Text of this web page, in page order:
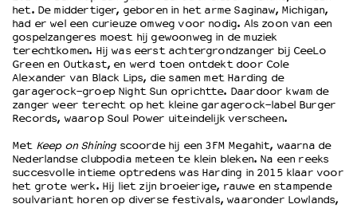
Partners
Huisregels
Privacyverklaring
Integriteits- en gedragscode
Duurzaamheid
Culturele boycot Israël
Ruimte voor artistieke vrijheid – VNPF
het. De middertiger, geboren in het arme Saginaw, Michigan,
had er wel een curieuze omweg voor nodig. Als zoon van een
gospelzangeres moest hij gewoonweg in de muziek
terechtkomen. Hij was eerst achtergrondzanger bij CeeLo
Green en Outkast, en werd toen ontdekt door Cole
Alexander van Black Lips, die samen met Harding de
garagerock-groep Night Sun oprichtte. Daardoor kwam de
zanger weer terecht op het kleine garagerock-label Burger
Records, waarop Soul Power uiteindelijk verscheen.
Met Keep on Shiningscoorde hij een 3FM Megahit, waarna de
Nederlandse clubpodia meteen te klein bleken. Na een reeks
succesvolle intieme optredens was Harding in 2015 klaar voor
het grote werk. Hij liet zijn broeierige, rauwe en stampende
soulvariant horen op diverse festivals, waaronder Lowlands,